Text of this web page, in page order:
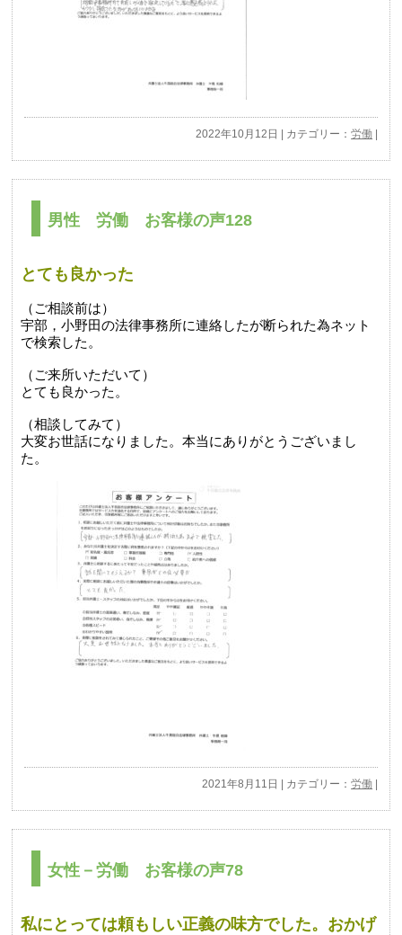
2022年10月12日 | カテゴリー：労働 |
男性 労働 お客様の声128
とても良かった
（ご相談前は）
宇部，小野田の法律事務所に連絡したが断られた為ネット
で検索した。
（ご来所いただいて）
とても良かった。
（相談してみて）
大変お世話になりました。本当にありがとうございまし
た。
2021年8月11日 | カテゴリー：労働
女性－労働 お客様の声78
私にとっては頼もしい正義の味方でした。おかげ